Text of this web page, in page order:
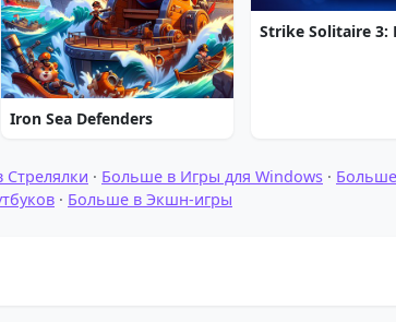
Iron Sea Defenders
· Больше в Игры для Windows ·
· Больше в Экшн-игры